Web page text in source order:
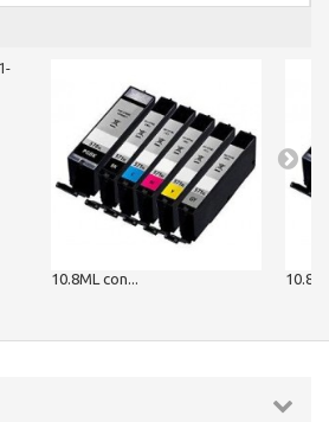
10.8ML con...